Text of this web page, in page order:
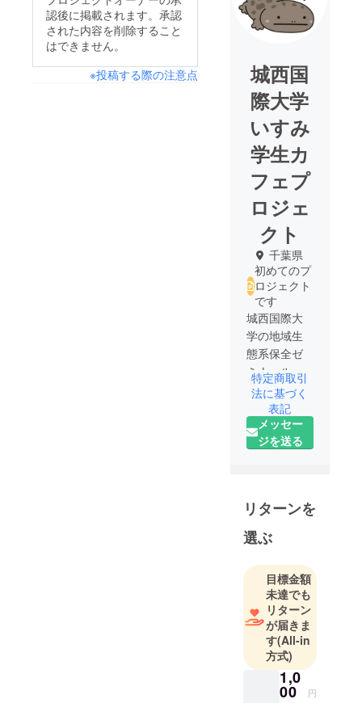
認後に掲載されます。承認
された内容を削除すること
はできません。
※投稿する際の注意点
城西国
際大学
いすみ
学生カ
フェプ
ロジェ
クト
千葉県
初めてのプ
ロジェクト
です
城西国際大
学の地域生
態系保全ゼ
ミナール生
一同です！
よろしくお
願いしま
す！
特定商取引
法に基づく
表記
メッセー
ジを送る
リターンを
選ぶ
目標金額
未達でも
リターン
が届きま
す(All-in
方式)
1,0
00 円